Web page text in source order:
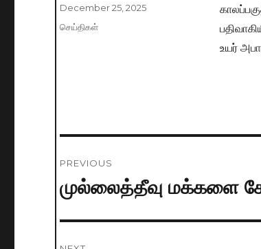
உயர்
Posted
on
December 25, 2025
Categories
செய்திகள்
navigation
PREVIOUS
Previous
post:
முல்லைத்தீவு மக்களை